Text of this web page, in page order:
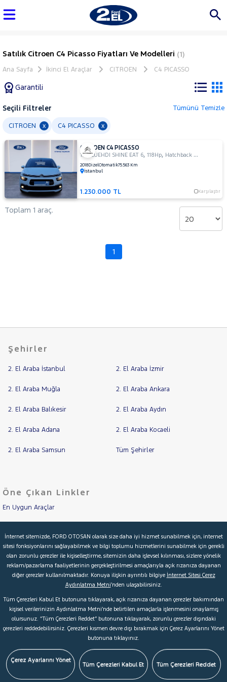
Satılık Citroen C4 Picasso Fiyatları Ve Modelleri (1)
Ana Sayfa İkinci El Araçlar CITROEN C4 PICASSO
Garantili
Tüm
Araçlar
AUDI
BMC
BMW
BLUEHDI
EAT 6
XC5
AIRCROSS
NEMO
CUPRA
DACIA
FORD
Foton
HONDA
HYUNDAI
ISUZU
Iveco
JEEP
KIA
LANCIA
MERCEDES-
MINI
Şehir
Yakıt
Türü
Tipi
Aktarma
Garanti
Kampanya
ve
Boya
Parça
İlan
Seçili Filtreler Tümünü Temizle
CITROEN x C4 PICASSO x
CITROEN C4 PICASSO
1.6 BLUEHDI SHINE EAT 6,118Hp, Hatchback 5 Kapı
2018DizelOtomatik75.563 Km
İstanbul
1.230.000 TL Karşılaştır
Toplam 1 araç.
1
Şehirler
2. El Araba İstanbul 2. El Araba İzmir
2. El Araba Muğla 2. El Araba Ankara
2. El Araba Balıkesir 2. El Araba Aydın
2. El Araba Adana 2. El Araba Kocaeli
2. El Araba Samsun Tüm Şehirler
Öne Çıkan Linkler
En Uygun Araçlar
İkinci El Garanti
Kampanyalar
Kredi Hesaplama & Başvuru
© 2026 Ford Türkiye Ford Kurumsal Hakkımızda
Şartlar & Kişisel Verilerin Korunması S.S.S.
Çerez Tercihleri
İnternet sitemizde, FORD OTOSAN olarak size daha iyi hizmet sunabilmek için, internet
sitesi fonksiyonlarını sağlayabilmek ve bilgi toplumu hizmetlerini sunabilmek için gerekli
olan zorunlu çerezler ile kişiselleştirme, sitemizin daha işlevsel kılınması, sizlere yönelik
reklam/pazarlama faaliyetlerinin gerçekleştirilmesi amaçlarıyla açık rızanıza dayanan
diğer çerezler kullanılmaktadır. Konuya ilişkin ayrıntılı bilgiye İnternet Sitesi Çerez
Aydınlatma Metni’nden ulaşabilirsiniz.
Tüm Çerezleri Kabul Et butonuna tıklayarak, açık rızanıza dayanan çerezler bakımından
kişisel verilerinizin Aydınlatma Metni’nde belirtilen amaçlarla işlenmesini onaylamış
olursunuz. “Tüm Çerezleri Reddet” butonuna tıklayarak, zorunlu çerezler dışındaki
çerezleri reddedebilirsiniz. Çerezleri kısmen devre dışı bırakmak için Çerez Ayarlarını Yönet
butonuna tıklayınız.
Çerez Ayarlarını Yönet
Tüm Çerezleri Kabul Et Tüm Çerezleri Reddet